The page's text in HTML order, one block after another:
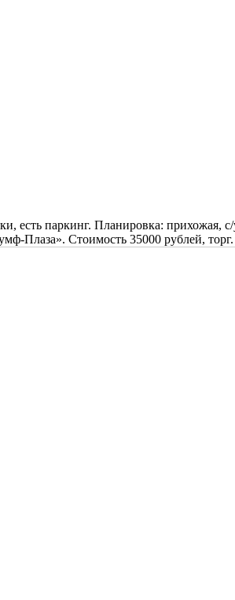
есть паркинг. Планировка: прихожая,
Плаза». Стоимость 35000 рублей,